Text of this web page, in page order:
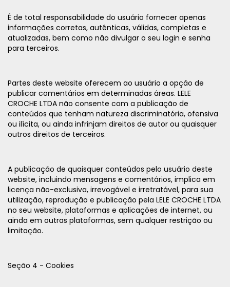
É de total responsabilidade do usuário fornecer apenas
informações corretas, autênticas, válidas, completas e
atualizadas, bem como não divulgar o seu login e senha
para terceiros.
Partes deste website oferecem ao usuário a opção de
publicar comentários em determinadas áreas. LELE
CROCHE LTDA não consente com a publicação de
conteúdos que tenham natureza discriminatória, ofensiva
ou ilícita, ou ainda infrinjam direitos de autor ou quaisquer
outros direitos de terceiros.
A publicação de quaisquer conteúdos pelo usuário deste
website, incluindo mensagens e comentários, implica em
licença não-exclusiva, irrevogável e irretratável, para sua
utilização, reprodução e publicação pela LELE CROCHE LTDA
no seu website, plataformas e aplicações de internet, ou
ainda em outras plataformas, sem qualquer restrição ou
limitação.
Seção 4 - Cookies